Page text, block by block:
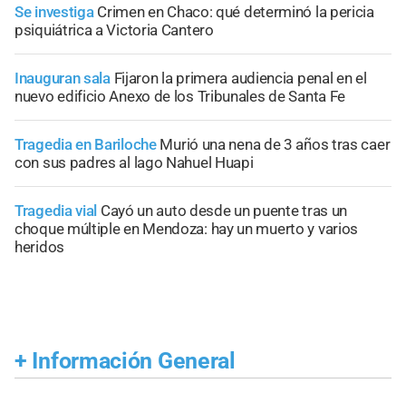
Se investiga Crimen en Chaco: qué determinó la pericia
psiquiátrica a Victoria Cantero
Inauguran sala Fijaron la primera audiencia penal en el
nuevo edificio Anexo de los Tribunales de Santa Fe
Tragedia en Bariloche Murió una nena de 3 años tras caer
con sus padres al lago Nahuel Huapi
Tragedia vial Cayó un auto desde un puente tras un
choque múltiple en Mendoza: hay un muerto y varios
heridos
+ Información General